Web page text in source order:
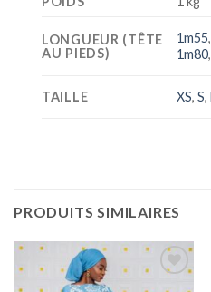
LONGUEUR (TÊTE
AU PIEDS)
1m55,
1m80,
TAILLE XS,S,
PRODUITS SIMILAIRES